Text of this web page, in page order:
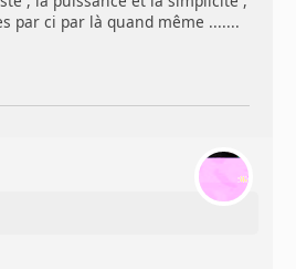
par ci par là quand même .......